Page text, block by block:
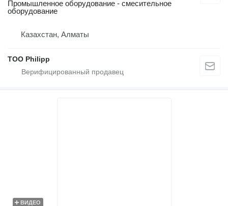
Промышленное оборудование - смесительное
оборудование
Казахстан, Алматы
ТОО Philipp
ВИДЕО